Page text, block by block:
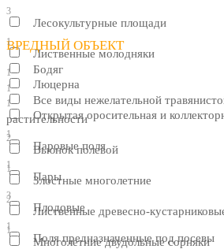
3
Лесокультурные площади
1
Лиственные молодняки
1
Люцерна
1
Открытая оросительная и
1
Паровые поля
1
Пары
3
Плодовые
1
Поля предназначенные под посевы
ВРЕДНЫЙ ОБЪЕКТ
Бодяг
1
Все виды нежелательной
растительности
2
Вьюнок полевой
1
Злостные многолетние
2
Лиственные древесно-
1
Многолетние двудольные сорняки